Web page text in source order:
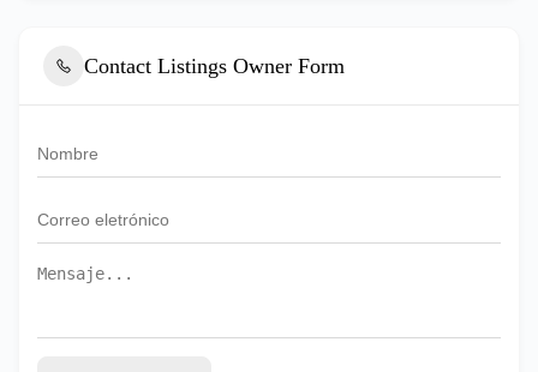
Contact Listings Owner Form